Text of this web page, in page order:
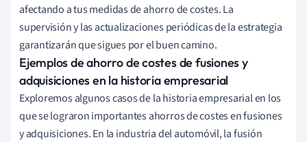
afectando a tus medidas de ahorro de costes. La
supervisión y las actualizaciones periódicas de la estrategia
garantizarán que sigues por el buen camino.
Ejemplos de ahorro de costes de fusiones y
adquisiciones en la historia empresarial
Exploremos algunos casos de la historia empresarial en los
que se lograron importantes ahorros de costes en fusiones
y adquisiciones. En la industria del automóvil, la fusión